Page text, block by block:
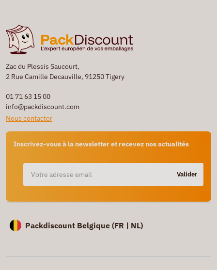
Zac du Plessis Saucourt,
2 Rue Camille Decauville, 91250 Tigery
01 71 63 15 00
info@packdiscount.com
Nous contacter
Inscrivez-vous à la newsletter et recevez nos actualités
Valider
Packdiscount Belgique (FR | NL)